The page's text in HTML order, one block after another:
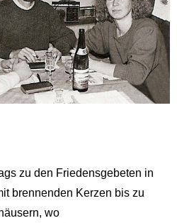
zu den Friedensgebeten in
brennenden Kerzen bis zu
wo